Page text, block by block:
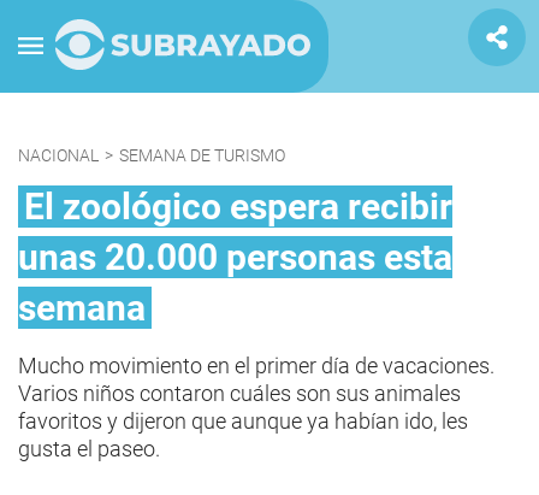
NACIONAL > SEMANA DE TURISMO
El zoológico espera recibir
unas 20.000 personas esta
semana
Mucho movimiento en el primer día de vacaciones.
Varios niños contaron cuáles son sus animales
favoritos y dijeron que aunque ya habían ido, les
gusta el paseo.